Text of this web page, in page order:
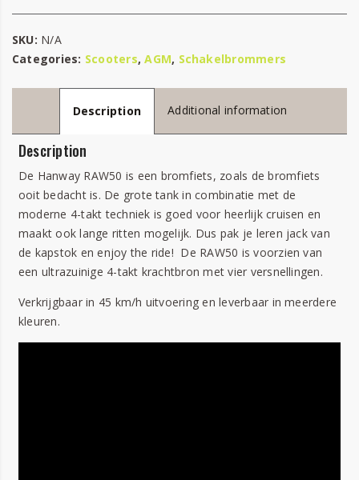
SKU: N/A
Categories: Scooters,AGM, Schakelbrommers
Description Additional information
Description
De Hanway RAW50 is een bromfiets, zoals de bromfiets
ooit bedacht is. De grote tank in combinatie met de
moderne 4-takt techniek is goed voor heerlijk cruisen en
maakt ook lange ritten mogelijk. Dus pak je leren jack van
de kapstok en enjoy the ride! De RAW50 is voorzien van
een ultrazuinige 4-takt krachtbron met vier versnellingen.
Verkrijgbaar in 45 km/h uitvoering en leverbaar in meerdere
kleuren.